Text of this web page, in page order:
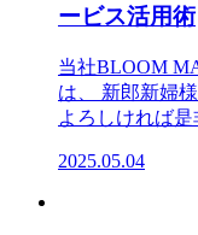
ービス活用術
当社BLOOM
は、 新郎新婦
よろしければ
2025.05.04